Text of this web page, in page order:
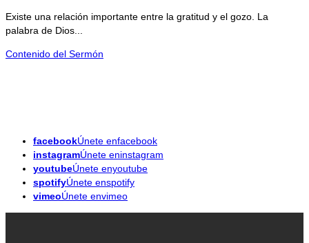
Existe una relación importante entre la gratitud y el gozo. La
palabra de Dios...
Contenido del Sermón
facebookÚnete enfacebook
instagramÚnete eninstagram
youtubeÚnete enyoutube
spotifyÚnete enspotify
vimeoÚnete envimeo